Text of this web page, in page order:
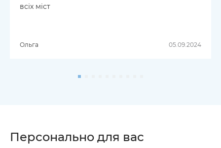
всіх міст
Ольга 05.09.2024
Персонально для вас